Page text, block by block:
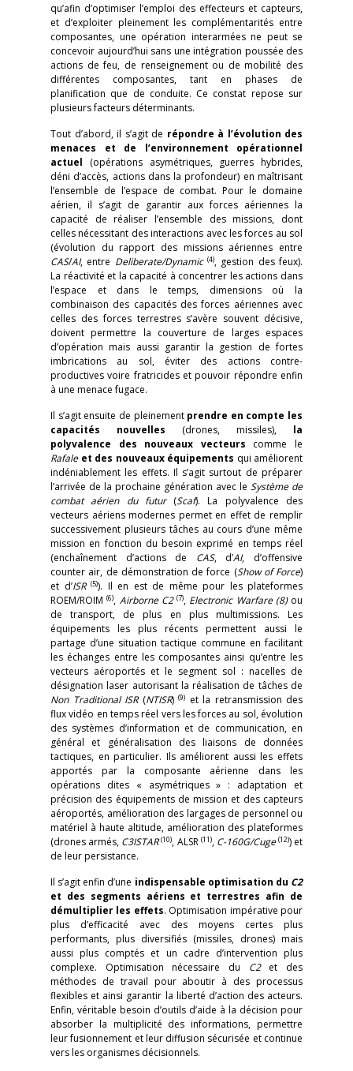
qu’afin d’optimiser l’emploi des effecteurs et capteurs,
et d’exploiter pleinement les complémentarités entre
composantes, une opération interarmées ne peut se
concevoir aujourd’hui sans une intégration poussée des
actions de feu, de renseignement ou de mobilité des
différentes composantes, tant en phases de
planification que de conduite. Ce constat repose sur
plusieurs facteurs déterminants.
Tout d’abord, il s’agit de répondre à l’évolution des
menaces et de l’environnement opérationnel
actuel (opérations asymétriques, guerres hybrides,
déni d’accès, actions dans la profondeur) en maîtrisant
l’ensemble de l’espace de combat. Pour le domaine
aérien, il s’agit de garantir aux forces aériennes la
capacité de réaliser l’ensemble des missions, dont
celles nécessitant des interactions avec les forces au sol
(évolution du rapport des missions aériennes entre
CAS/AI, entre Deliberate/Dynamic (4), gestion des feux).
La réactivité et la capacité à concentrer les actions dans
l’espace et dans le temps, dimensions où la
combinaison des capacités des forces aériennes avec
celles des forces terrestres s’avère souvent décisive,
doivent permettre la couverture de larges espaces
d’opération mais aussi garantir la gestion de fortes
imbrications au sol, éviter des actions contre-
productives voire fratricides et pouvoir répondre enfin
à une menace fugace.
Il s’agit ensuite de pleinement prendre en compte les
capacités nouvelles (drones, missiles), la
polyvalence des nouveaux vecteurs comme le
Rafale et des nouveaux équipements qui améliorent
indéniablement les effets. Il s’agit surtout de préparer
l’arrivée de la prochaine génération avec le Système de
combat aérien du futur(Scaf). La polyvalence des
vecteurs aériens modernes permet en effet de remplir
successivement plusieurs tâches au cours d’une même
mission en fonction du besoin exprimé en temps réel
(enchaînement d’actions de CAS, d’AI, d’offensive
counter air, de démonstration de force (Show of Force)
et d’ISR (5)). Il en est de même pour les plateformes
ROEM/ROIM(6), Airborne C2 (7), Electronic Warfare (8)ou
de transport, de plus en plus multimissions. Les
équipements les plus récents permettent aussi le
partage d’une situation tactique commune en facilitant
les échanges entre les composantes ainsi qu’entre les
vecteurs aéroportés et le segment sol : nacelles de
désignation laser autorisant la réalisation de tâches de
Non Traditional ISR(NTISR) (9) et la retransmission des
flux vidéo en temps réel vers les forces au sol, évolution
des systèmes d’information et de communication, en
général et généralisation des liaisons de données
tactiques, en particulier. Ils améliorent aussi les effets
apportés par la composante aérienne dans les
opérations dites « asymétriques » : adaptation et
précision des équipements de mission et des capteurs
aéroportés, amélioration des largages de personnel ou
matériel à haute altitude, amélioration des plateformes
(drones armés, C3ISTAR(10), ALSR (11), C-160G/Cuge (12)) et
de leur persistance.
Il s’agit enfin d’une indispensable optimisation du C2
et des segments aériens et terrestres afin de
démultiplier les effets. Optimisation impérative pour
plus d’efficacité avec des moyens certes plus
performants, plus diversifiés (missiles, drones) mais
aussi plus comptés et un cadre d’intervention plus
complexe. Optimisation nécessaire du C2et des
méthodes de travail pour aboutir à des processus
flexibles et ainsi garantir la liberté d’action des acteurs.
Enfin, véritable besoin d’outils d’aide à la décision pour
absorber la multiplicité des informations, permettre
leur fusionnement et leur diffusion sécurisée et continue
vers les organismes décisionnels.